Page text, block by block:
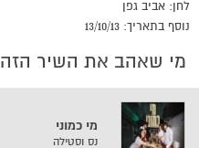
לחן: אביב גפן
נוסף בתאריך: 13/10/13
מי שאהב את השיר
מי כמוני
נס וסטילה